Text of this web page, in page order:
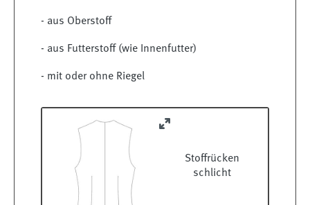
- aus Oberstoff
- aus Futterstoff (wie Innenfutter)
- mit oder ohne Riegel
Stoffrücken
schlicht